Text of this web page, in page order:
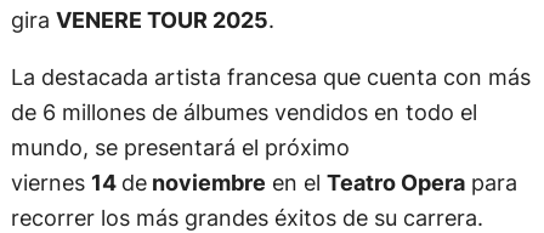
gira VENERE TOUR 2025.
La destacada artista francesa que cuenta con más
de 6 millones de álbumes vendidos en todo el
mundo, se presentará el próximo
viernes 14 denoviembre en el Teatro Operapara
recorrer los más grandes éxitos de su carrera.